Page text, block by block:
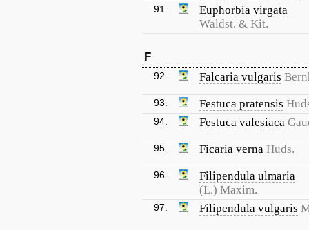
91.
Euphorbia virgata
Waldst. & Kit.
F
92. Falcaria vulgaris
93. Festuca pratensis
94. Festuca valesiaca
95. Ficaria verna Huds.
96.
Filipendula ulmaria
(L.) Maxim.
97. Filipendula vulgaris